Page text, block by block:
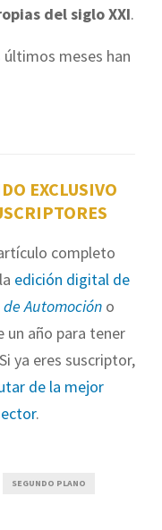
del siglo XXI.
meses han
EXCLUSIVO
completo
edición digital de
Automoción o
un año para tener
ya eres suscriptor,
de la mejor
.
SEGUNDO PLANO